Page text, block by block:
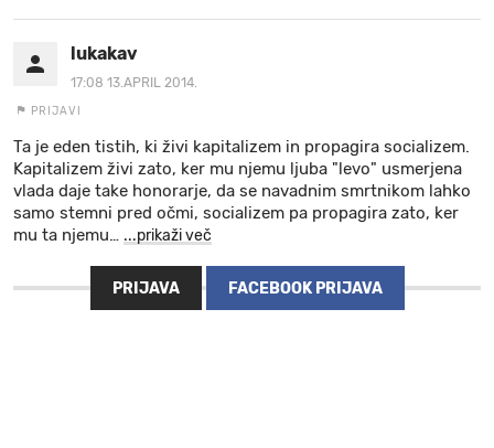
lukakav
17:08 13.APRIL 2014.
PRIJAVI
Ta je eden tistih, ki živi kapitalizem in propagira socializem.
Kapitalizem živi zato, ker mu njemu ljuba "levo" usmerjena
vlada daje take honorarje, da se navadnim smrtnikom lahko
samo stemni pred očmi, socializem pa propagira zato, ker
mu ta njemu… ...prikaži več
PRIJAVA FACEBOOK PRIJAVA